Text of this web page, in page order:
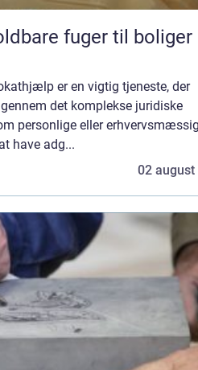
er en vigtig tjeneste, der
det komplekse juridiske
personlige eller
have adg...
02 august